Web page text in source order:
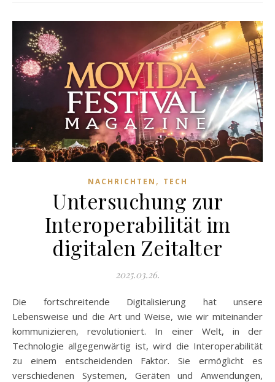
NACHRICHTEN , TECH
Untersuchung zur
Interoperabilität im
digitalen Zeitalter
2025.03.26.
Die fortschreitende Digitalisierung hat unsere
Lebensweise und die Art und Weise, wie wir miteinander
kommunizieren, revolutioniert. In einer Welt, in der
Technologie allgegenwärtig ist, wird die Interoperabilität
zu einem entscheidenden Faktor. Sie ermöglicht es
verschiedenen Systemen, Geräten und Anwendungen,